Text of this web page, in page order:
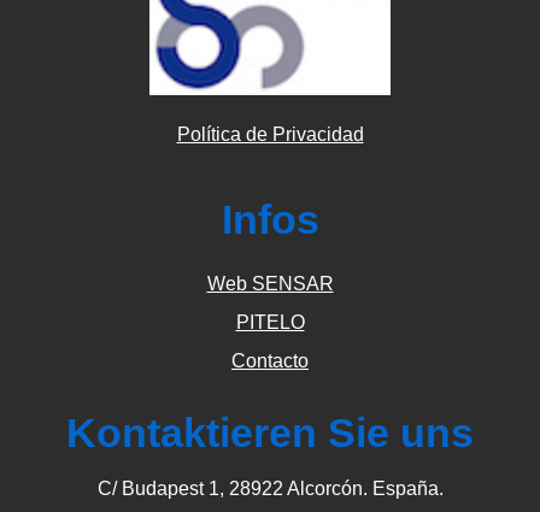
Política de Privacidad
Infos
Web SENSAR
PITELO
Contacto
Kontaktieren Sie uns
C/ Budapest 1, 28922 Alcorcón. España.